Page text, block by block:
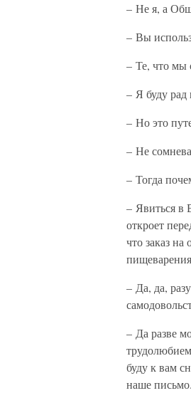
– Не я, а
– Вы
– Те, что мы
– Я буду рад
– Но это
– Не
– Тогда
– Явиться в
откроет
что заказ
– Да, да,
– Да разве
буду к вам
наше